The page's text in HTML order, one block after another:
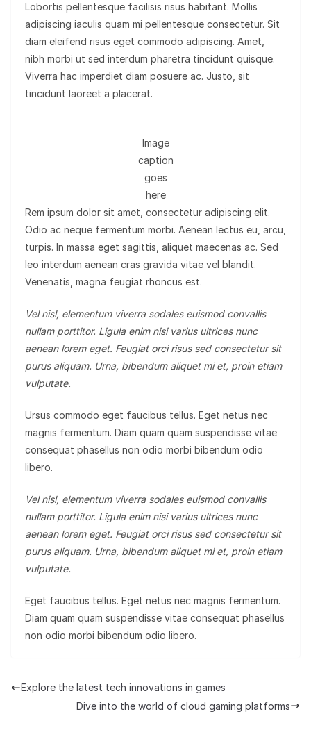
Lobortis pellentesque facilisis risus habitant. Mollis
adipiscing iaculis quam mi pellentesque consectetur. Sit
diam eleifend risus eget commodo adipiscing. Amet,
nibh morbi ut sed interdum pharetra tincidunt quisque.
Viverra hac imperdiet diam posuere ac. Justo, sit
tincidunt laoreet a placerat.
Image
caption
goes
here
Rem ipsum dolor sit amet, consectetur adipiscing elit.
Odio ac neque fermentum morbi. Aenean lectus eu, arcu,
turpis. In massa eget sagittis, aliquet maecenas ac. Sed
leo interdum aenean cras gravida vitae vel blandit.
Venenatis, magna feugiat rhoncus est.
Vel nisl, elementum viverra sodales euismod convallis
nullam porttitor. Ligula enim nisi varius ultrices nunc
aenean lorem eget. Feugiat orci risus sed consectetur sit
purus aliquam. Urna, bibendum aliquet mi et, proin etiam
vulputate.
Ursus commodo eget faucibus tellus. Eget netus nec
magnis fermentum. Diam quam quam suspendisse vitae
consequat phasellus non odio morbi bibendum odio
libero.
Vel nisl, elementum viverra sodales euismod convallis
nullam porttitor. Ligula enim nisi varius ultrices nunc
aenean lorem eget. Feugiat orci risus sed consectetur sit
purus aliquam. Urna, bibendum aliquet mi et, proin etiam
vulputate.
Eget faucibus tellus. Eget netus nec magnis fermentum.
Diam quam quam suspendisse vitae consequat phasellus
non odio morbi bibendum odio libero.
Explore the latest tech innovations in games
Dive into the world of cloud gaming platforms